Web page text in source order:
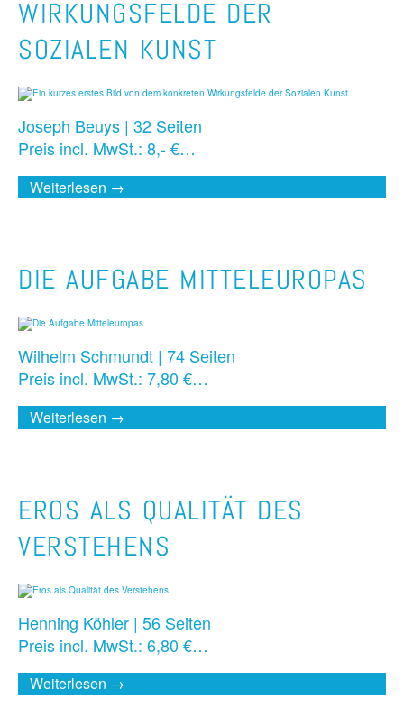
WIRKUNGSFELDE DER
SOZIALEN KUNST
Joseph Beuys | 32 Seiten
Preis incl. MwSt.: 8,- €…
Weiterlesen →
DIE AUFGABE MITTELEUROPAS
Wilhelm Schmundt | 74 Seiten
Preis incl. MwSt.: 7,80 €…
Weiterlesen →
EROS ALS QUALITÄT DES
VERSTEHENS
Henning Köhler | 56 Seiten
Preis incl. MwSt.: 6,80 €…
Weiterlesen →